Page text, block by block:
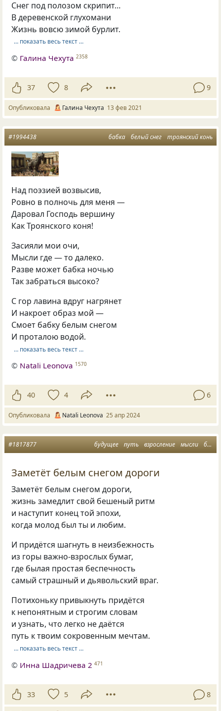
Снег под полозом скрипит…
В деревенской глухомани
Жизнь вовсю зимой бурлит.
… показать весь текст …
© Галина Чехута 2358
37 8 9
Опубликовала Галина Чехута 13 фев 2021
бабка белый снег троянский конь
#1994438
Над поэзией возвысив,
Ровно в полночь для меня —
Даровал Господь вершину
Как Троянского коня!
Засияли мои очи,
Мысли где — то далеко.
Разве может бабка ночью
Так забраться высоко?
С гор лавина вдруг нагрянет
И накроет образ мой —
Смоет бабку белым снегом
И проталою водой.
… показать весь текст …
© Natali Leonova 1570
40 4 6
Опубликовала Natali Leonova 25 апр 2024
будущее путь взросление мысли белый снег
#1817877
Заметёт белым снегом дороги
Заметёт белым снегом дороги,
жизнь замедлит свой бешеный ритм
и наступит конец той эпохи,
когда молод был ты и любим.
И придётся шагнуть в неизбежность
из горы важно-взрослых бумаг,
где былая простая беспечность
самый страшный и дьявольский враг.
Потихоньку привыкнуть придётся
к непонятным и строгим словам
и узнать, что легко не даётся
путь к твоим сокровенным мечтам.
… показать весь текст …
© Инна Шадричева 2 471
33 5 8